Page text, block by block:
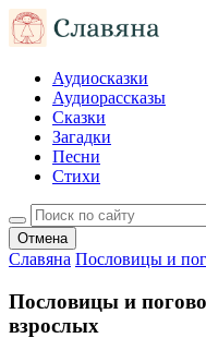
Аудиосказки
Аудиорассказы
Сказки
Загадки
Песни
Стихи
Отмена
Славяна Пословицы и
Пословицы и
взрослых